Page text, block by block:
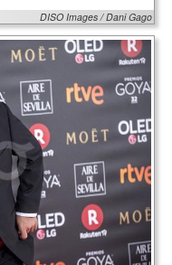
DISO Images / Dani Gago